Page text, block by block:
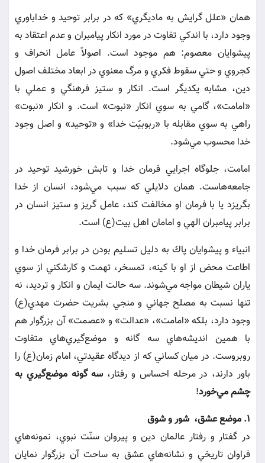
همان «علل گرايش به ماديگري» كه در برابر توحيد و خداباوري
وجود دارد، با اندكي تفاوت در مورد انكار پيامبران و عدم اعتقاد به
پيشوايان معصوم: هم موجود است. اصولاً عامل انحراف و
كجروي و حتي سقوط فكري و مرگ معنوي در ابعاد مختلف اصول
دين، مشابه يكديگر است. انكار و ستيز فرهنگي و عملي با
«امامت»، گامي به سوي انكار «نبوت» است. و انكار «نبوت»
راهي به سوي مقابله با «ربوبيّت خدا» و «توحيد» و اصل وجود
خدا محسوب مي‌شود.
امامت، جلوگاه اجرايي فرمان خدا و تابش خورشيد توحيد در
جامعه‌هاست. همان دلايلي كه سبب مي‌شود، انسان از خدا
بگريزد يا با فرمان او مخالفت كند، عامل گريز و ستيز انسان در
برابر پيامبران الهي و امامان اهل بيت(ع) است.
انبياء و پيشوايان پاك به دليل تسليم بودن در برابر فرمان خدا و
اطاعت محض از او با كينه، تمسخر، تهمت و كارشكني از سوي
ياران شيطان مواجه مي‌شوند. سه حالت ايمان و انكار و ترديد، نه
تنها نسبت به مصلح جهاني و منجي بشريت حضرت مهدي(ع)
وجود دارد، بلكه «امامت»، «عدالت» و «عصمت» آن بزرگوار هم
با همين انديشه‌هاي سه گانه و موضع‌گيري‌هاي متفاوت
روبروست. در ميان كساني كه از ديدگاه عقيدتي، امام زمان(ع) را
باور دارند، در مرحله احساس و رفتار، سه ‌گونه موضع‌گيري به
چشم مي‌خورد!
1. موضع عشق، شور و شوق
در گفتار و رفتار عالمان دين و پيروان سنّت نبوي، نمونه‌هاي
فراوان تاريخي و نشانه‌هاي عشق به ساحت آن بزرگوار نمايان